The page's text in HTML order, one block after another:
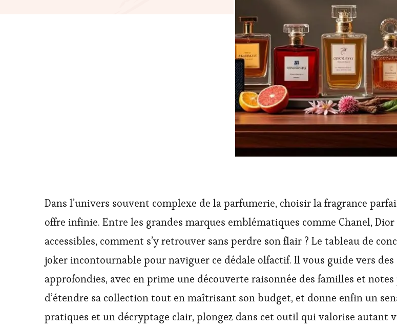
Dans l’univers souvent complexe de la parfumerie, choisir la fragrance
offre infinie. Entre les grandes marques emblématiques comme Chanel,
accessibles, comment s’y retrouver sans perdre son flair ? Le tableau de
joker incontournable pour naviguer ce dédale olfactif. Il vous guide vers des
approfondies, avec en prime une découverte raisonnée des familles et
d’étendre sa collection tout en maîtrisant son budget, et donne enfin un
pratiques et un décryptage clair, plongez dans cet outil qui valorise autant